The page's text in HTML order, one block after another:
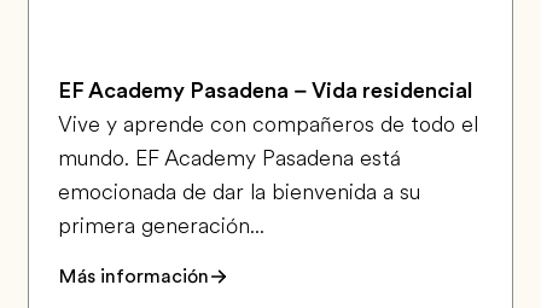
EF Academy Pasadena – Vida residencial
Vive y aprende con compañeros de todo el
mundo. EF Academy Pasadena está
emocionada de dar la bienvenida a su
primera generación...
Más información